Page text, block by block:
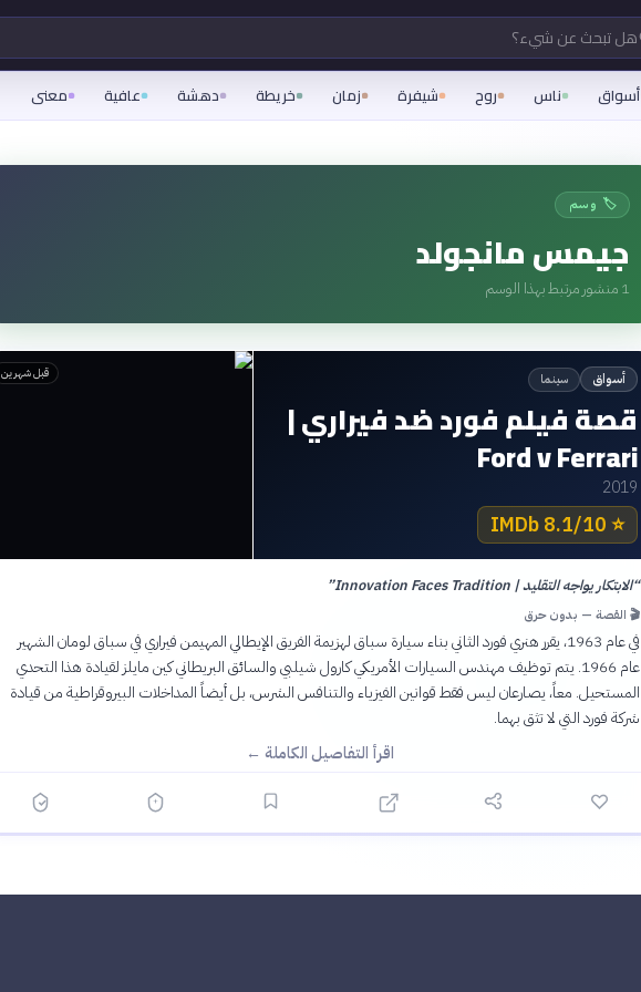
هل تبحث عن شيء؟
أسواق ناس روح شيفرة زمان خريطة دهشة عافية معنى
🏷️ وسم
جيمس مانجولد
1 منشور مرتبط بهذا الوسم
أسواق سينما
قصة فيلم فورد ضد فيراري |
Ford v Ferrari
2019
⭐
8.1/10 IMDb
قبل شهرين
“الابتكار يواجه التقليد | Innovation Faces Tradition ”
🎬 القصة — بدون حرق
في عام 1963، يقرر هنري فورد الثاني بناء سيارة سباق لهزيمة الفريق الإيطالي المهيمن فيراري في سباق لومان الشهير
عام 1966. يتم توظيف مهندس السيارات الأمريكي كارول شيلبي والسائق البريطاني كين مايلز لقيادة هذا التحدي
المستحيل. معاً، يصارعان ليس فقط قوانين الفيزياء والتنافس الشرس، بل أيضاً المداخلات البيروقراطية من قيادة
شركة فورد التي لا تثق بهما.
اقرأ التفاصيل الكاملة ←